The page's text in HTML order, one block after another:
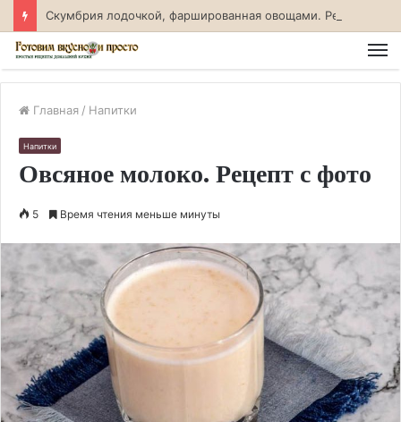
Главная / Напитки
Напитки
Овсяное молоко. Рецепт с фото
5 Время чтения меньше минуты